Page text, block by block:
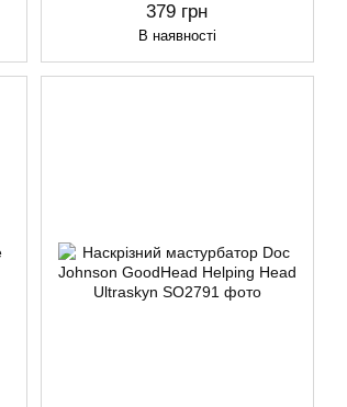
379 грн
В наявності